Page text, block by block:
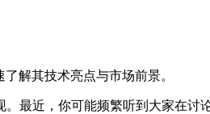
解其技术亮点与市场前景。
最近，你可能频繁听到大家在讨